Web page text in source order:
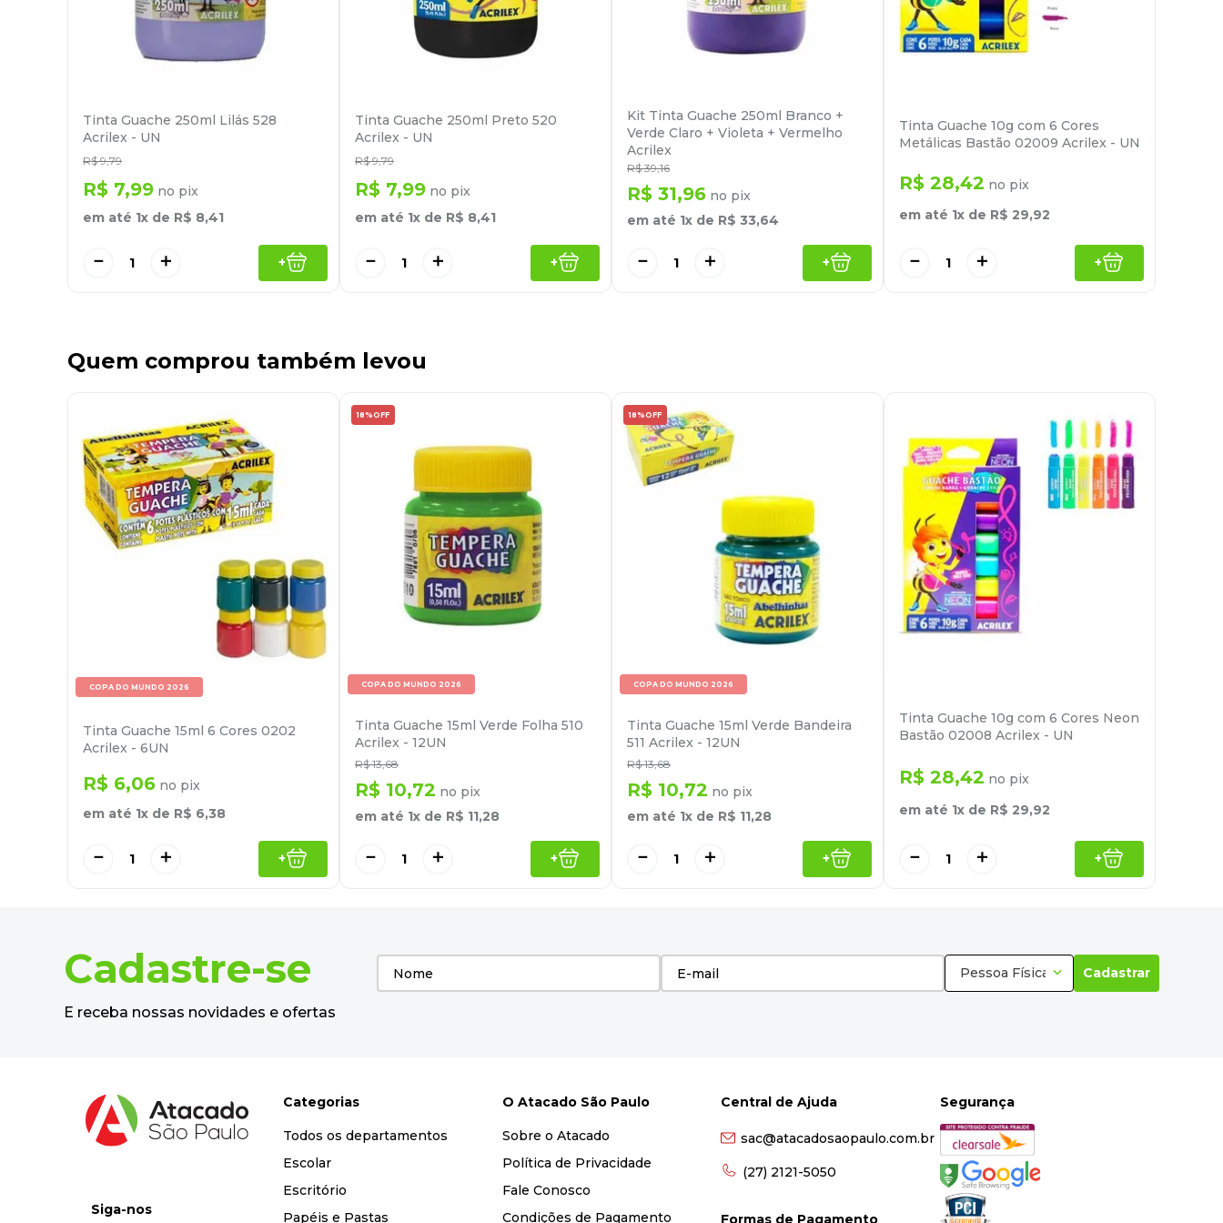
Tinta Guache 250ml Lilás 528
Acrilex - UN
R$ 9,79
R$ 7,99 no pix
em até 1x de R$ 8,41
＋
－ +
Tinta Guache 250ml Preto 520
Acrilex - UN
R$ 9,79
R$ 7,99 no pix
em até 1x de R$ 8,41
＋
－ +
Kit Tinta Guache 250ml Branco +
Verde Claro + Violeta + Vermelho
Acrilex
R$ 39,16
R$ 31,96 no pix
em até 1x de R$ 33,64
＋
－ +
Tinta Guache 10g com 6 Cores
Metálicas Bastão 02009 Acrilex - UN
R$ 28,42 no pix
em até 1x de R$ 29,92
＋
－ +
Quem comprou também levou
COPA DO MUNDO 2026
Tinta Guache 15ml 6 Cores 0202
Acrilex - 6UN
R$ 6,06 no pix
em até 1x de R$ 6,38
＋
－ +
18% OFF
COPA DO MUNDO 2026
Tinta Guache 15ml Verde Folha 510
Acrilex - 12UN
R$ 13,68
R$ 10,72 no pix
em até 1x de R$ 11,28
＋
－ +
18% OFF
COPA DO MUNDO 2026
Tinta Guache 15ml Verde Bandeira
511 Acrilex - 12UN
R$ 13,68
R$ 10,72 no pix
em até 1x de R$ 11,28
＋
－ +
Tinta Guache 10g com 6 Cores Neon
Bastão 02008 Acrilex - UN
R$ 28,42 no pix
em até 1x de R$ 29,92
＋
－ +
Cadastre-se
E receba nossas novidades e ofertas
Pessoa Física Cadastrar
Siga-nos
Categorias
Todos os departamentos
Escolar
Escritório
Papéis e Pastas
O Atacado São Paulo
Sobre o Atacado
Política de Privacidade
Fale Conosco
Condições de Pagamento
Central de Ajuda
sac@atacadosaopaulo.com.br
(27) 2121-5050
Formas de Pagamento
Segurança